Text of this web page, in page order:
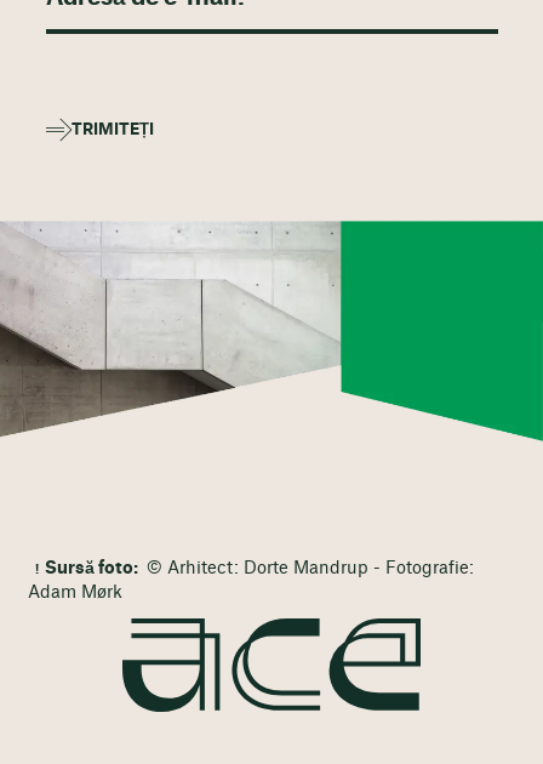
TRIMITEȚI
Sursă foto: © Arhitect: Dorte Mandrup - Fotografie:
Adam Mørk